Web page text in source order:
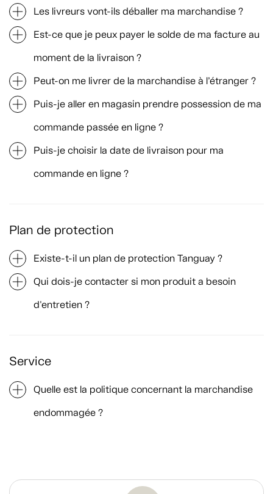
Les livreurs vont-ils déballer ma marchandise ?
Est-ce que je peux payer le solde de ma facture au
moment de la livraison ?
Peut-on me livrer de la marchandise à l’étranger ?
Puis-je aller en magasin prendre possession de ma
commande passée en ligne ?
Puis-je choisir la date de livraison pour ma
commande en ligne ?
Plan de protection
Existe-t-il un plan de protection Tanguay ?
Qui dois-je contacter si mon produit a besoin
d'entretien ?
Service
Quelle est la politique concernant la marchandise
endommagée ?